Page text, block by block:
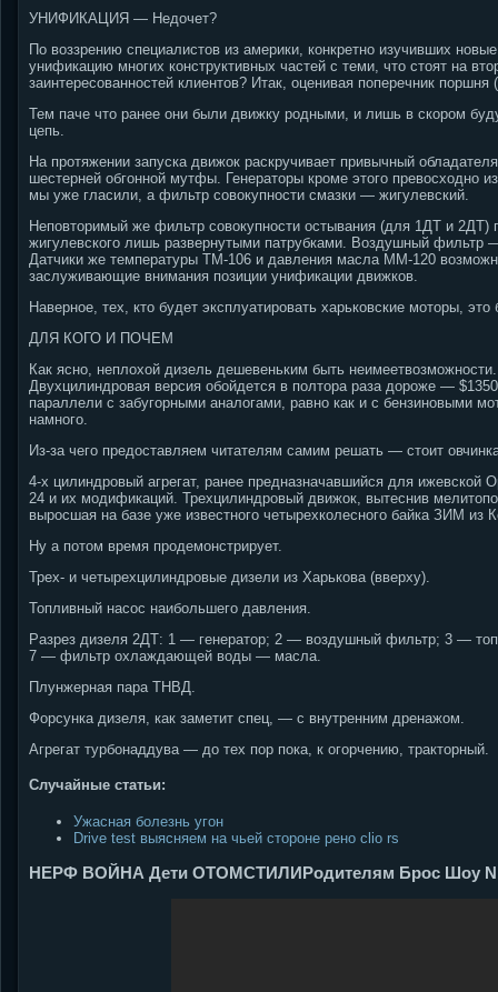
УНИФИКАЦИЯ — Недочет?
По воззрению специалистов из америки, конкретно изучивших
унификацию многих конструктивных частей с теми, что стоят на
заинтересованностей клиентов? Итак, оценивая поперечник
Тем паче что ранее они были движку родными, и лишь в скором
цепь.
На протяжении запуска движок раскручивает привычный
шестерней обгонной мутфы. Генераторы кроме этого
мы уже гласили, а фильтр совокупности смазки — жигулевский.
Неповторимый же фильтр совокупности остывания (для 1ДТ и 2ДТ)
жигулевского лишь развернутыми патрубками. Воздушный фильтр
Датчики же температуры ТМ-106 и давления масла ММ-120
заслуживающие внимания позиции унификации движков.
Наверное, тех, кто будет эксплуатировать харьковские моторы,
ДЛЯ КОГО И ПОЧЕМ
Как ясно, неплохой дизель дешевеньким быть
Двухцилиндровая версия обойдется в полтора раза дороже —
параллели с забугорными аналогами, равно как и с бензиновыми
намного.
Из-за чего предоставляем читателям самим решать — стоит
4-х цилиндровый агрегат, ранее предназначавшийся для
24 и их модификаций. Трехцилиндровый движок, вытеснив
выросшая на базе уже известного четырехколесного байка ЗИМ из
Ну а потом время продемонстрирует.
Трех- и четырехцилиндровые дизели из Харькова (вверху).
Топливный насос наибольшего давления.
Разрез дизеля 2ДТ: 1 — генератор; 2 — воздушный фильтр; 3 —
7 — фильтр охлаждающей воды — масла.
Плунжерная пара ТНВД.
Форсунка дизеля, как заметит спец, — с внутренним дренажом.
Агрегат турбонаддува — до тех пор пока, к огорчению, тракторный.
Случайные статьи:
Ужасная болезнь угон
Drive test выясняем на чьей стороне рено clio rs
НЕРФ ВОЙНА Дети ОТОМСТИЛИРодителям Брос Шоу